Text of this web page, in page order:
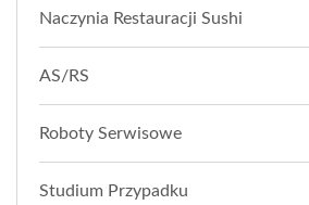
Naczynia Restauracji Sushi
AS/RS
Roboty Serwisowe
Studium Przypadku